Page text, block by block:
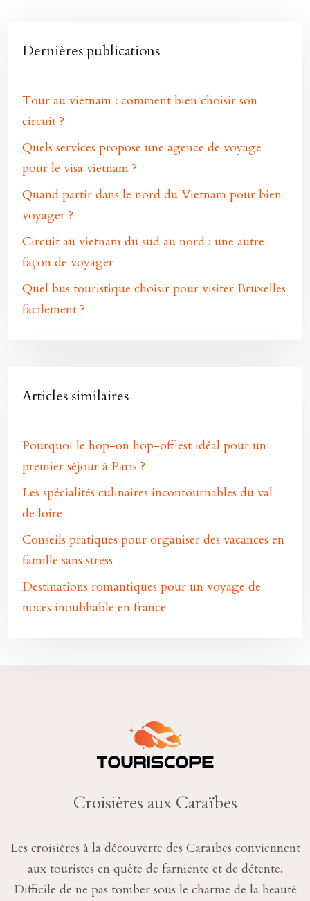
Dernières publications
Tour au vietnam : comment bien choisir son
circuit ?
Quels services propose une agence de voyage
pour le visa vietnam ?
Quand partir dans le nord du Vietnam pour bien
voyager ?
Circuit au vietnam du sud au nord : une autre
façon de voyager
Quel bus touristique choisir pour visiter Bruxelles
facilement ?
Articles similaires
Pourquoi le hop-on hop-off est idéal pour un
premier séjour à Paris ?
Les spécialités culinaires incontournables du val
de loire
Conseils pratiques pour organiser des vacances en
famille sans stress
Destinations romantiques pour un voyage de
noces inoubliable en france
Croisières aux Caraïbes
Les croisières à la découverte des Caraïbes conviennent
aux touristes en quête de farniente et de détente.
Difficile de ne pas tomber sous le charme de la beauté